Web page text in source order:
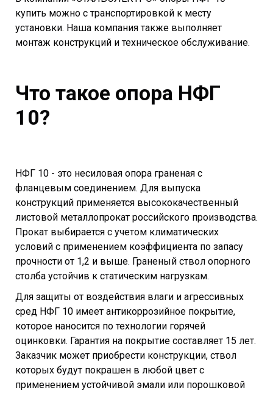
купить можно с транспортировкой к месту
установки. Наша компания также выполняет
монтаж конструкций и техническое обслуживание.
Что такое опора НФГ
10?
НФГ 10 - это несиловая опора граненая с
фланцевым соединением. Для выпуска
конструкций применяется высококачественный
листовой металлопрокат российского производства.
Прокат выбирается с учетом климатических
условий с применением коэффициента по запасу
прочности от 1,2 и выше. Граненый ствол опорного
столба устойчив к статическим нагрузкам.
Для защиты от воздействия влаги и агрессивных
сред НФГ 10 имеет антикоррозийное покрытие,
которое наносится по технологии горячей
оцинковки. Гарантия на покрытие составляет 15 лет.
Заказчик может приобрести конструкции, ствол
которых будут покрашен в любой цвет с
применением устойчивой эмали или порошковой